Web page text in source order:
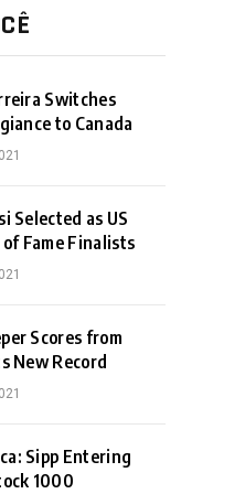
Switches
to Canada
Selected as US
of Fame Finalists
Scores from
New Record
Sipp Entering
1000